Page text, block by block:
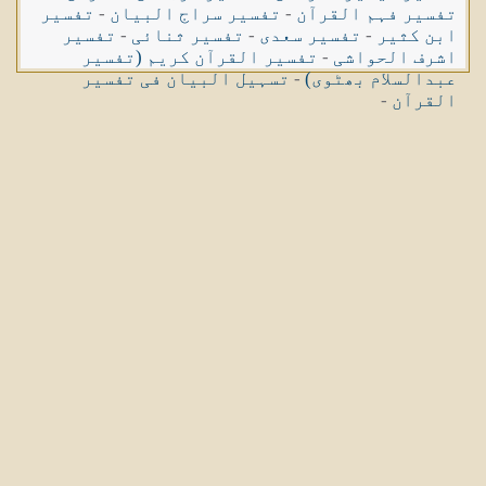
تفسیر فہم القرآن - تفسیر سراج البیان - تفسیر
ابن کثیر - تفسیر سعدی - تفسیر ثنائی - تفسیر
اشرف الحواشی - تفسیر القرآن کریم (تفسیر
عبدالسلام بھٹوی)-تسہیل البیان فی تفسیر
القرآن -